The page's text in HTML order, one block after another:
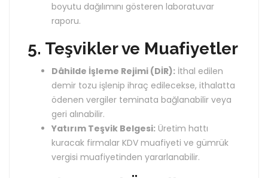
boyutu dağılımını gösteren laboratuvar
raporu.
5. Teşvikler ve Muafiyetler
Dâhilde İşleme Rejimi (DİR): İthal edilen
demir tozu işlenip ihraç edilecekse, ithalatta
ödenen vergiler teminata bağlanabilir veya
geri alınabilir.
Yatırım Teşvik Belgesi: Üretim hattı
kuracak firmalar KDV muafiyeti ve gümrük
vergisi muafiyetinden yararlanabilir.